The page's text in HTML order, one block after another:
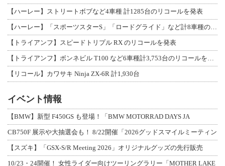
【ハーレー】ストリートボブなど4車種 計1285台のリコールを発表
【トライアンフ】スピードトリプル RX のリコールを発表
【リコール】カワサキ Ninja ZX-6R 計1,930台
イベント情報
【BMW】新型 F450GS も登場！「BMW MOTORRAD DAYS JA
CB750F 展示や大抽選会も！ 8/22開催「2026グッドスマイルミーティン
【スズキ】「GSX-S/R Meeting 2026」オリジナルグッズの先行販売
10/23・24開催！ 女性ライダー向けツーリングラリー「MOTHER LAKE